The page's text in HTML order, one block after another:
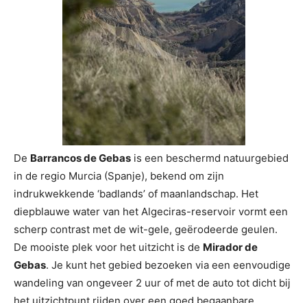
De Barrancos de Gebas is een beschermd natuurgebied
in de regio Murcia (Spanje), bekend om zijn
indrukwekkende ‘badlands’ of maanlandschap. Het
diepblauwe water van het Algeciras-reservoir vormt een
scherp contrast met de wit-gele, geërodeerde geulen.
De mooiste plek voor het uitzicht is de Mirador de
Gebas. Je kunt het gebied bezoeken via een eenvoudige
wandeling van ongeveer 2 uur of met de auto tot dicht bij